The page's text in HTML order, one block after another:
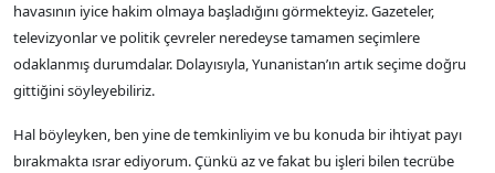
havasının iyice hakim olmaya başladığını görmekteyiz. Gazeteler,
televizyonlar ve politik çevreler neredeyse tamamen seçimlere
odaklanmış durumdalar. Dolayısıyla, Yunanistan’ın artık seçime doğru
gittiğini söyleyebiliriz.
Hal böyleyken, ben yine de temkinliyim ve bu konuda bir ihtiyat payı
bırakmakta ısrar ediyorum. Çünkü az ve fakat bu işleri bilen tecrübe